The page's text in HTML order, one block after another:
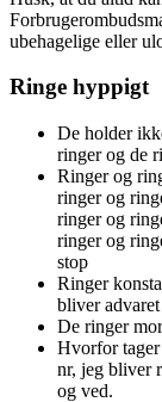
ubehagelige eller
Ringe hyppigt
De holder
ringer og de
Ringer og
ringer og
ringer og
ringer og
stop
Ringer
bliver advaret
De ringer
Hvorfor
nr, jeg bliver
og ved.